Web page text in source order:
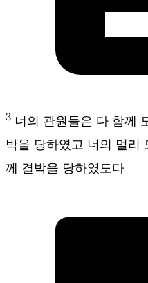
3 너의 관원들은 다 함께
박을 당하였고 너의 멀리
께 결박을 당하였도다